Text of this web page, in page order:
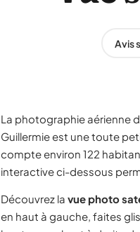
Avis
La photographie aérienne
Guillermie est une toute
compte environ 122
interactive ci-dessous
Découvrez la vue photo
en haut à gauche, faites